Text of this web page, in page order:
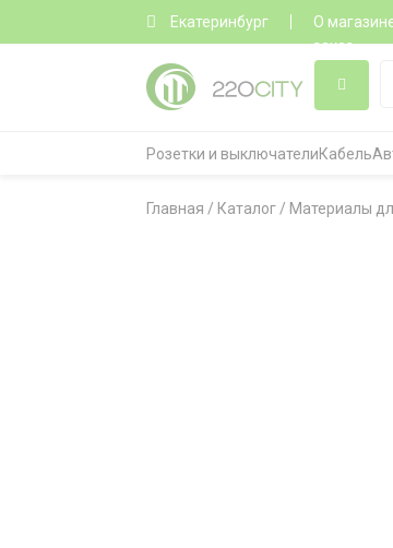
Екатеринбург О
заказ
Розетки и выключателиКабель
Главная / Каталог / Материалы